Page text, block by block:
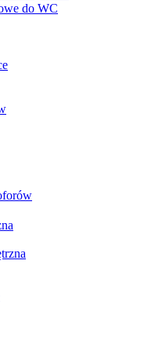
do WC